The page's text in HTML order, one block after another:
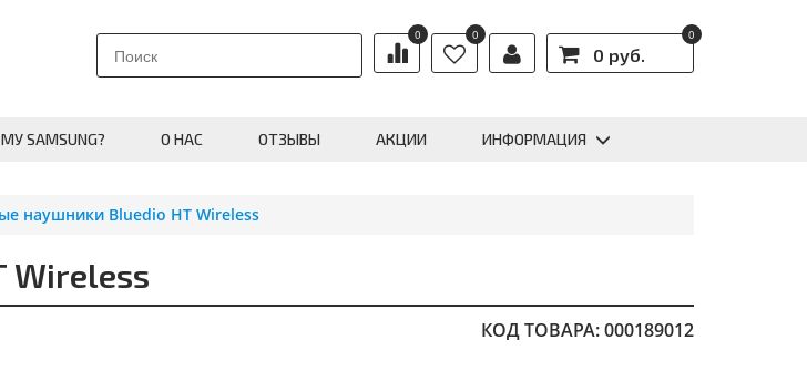
0 0
0 руб.
0
SAMSUNG? О НАС ОТЗЫВЫ АКЦИИ ИНФОРМАЦИЯ
наушники Bluedio HT Wireless
Wireless
КОД ТОВАРА: 000189012